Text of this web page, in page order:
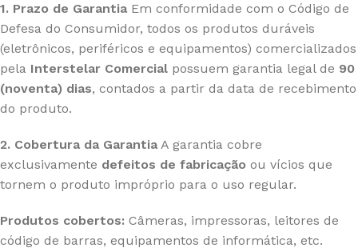
1. Prazo de Garantia Em conformidade com o Código de
Defesa do Consumidor, todos os produtos duráveis
(eletrônicos, periféricos e equipamentos) comercializados
pela Interstelar Comercial possuem garantia legal de 90
(noventa) dias, contados a partir da data de recebimento
do produto.
2. Cobertura da Garantia A garantia cobre
exclusivamente defeitos de fabricação ou vícios que
tornem o produto impróprio para o uso regular.
Produtos cobertos: Câmeras, impressoras, leitores de
código de barras, equipamentos de informática, etc.